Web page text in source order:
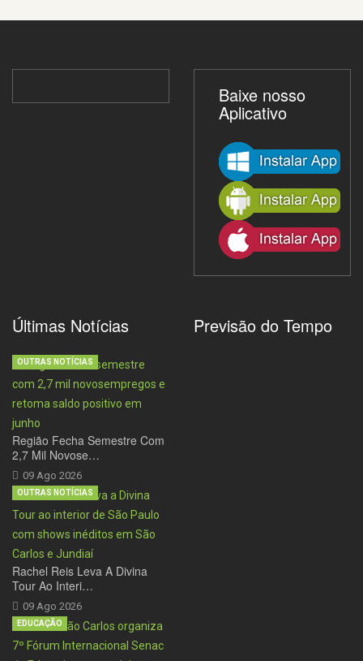
Baixe nosso
Aplicativo
Últimas Notícias
Região Fecha Semestre Com
2,7 Mil Novose…
09 Ago 2026
OUTRAS NOTÍCIAS
Rachel Reis Leva A Divina
Tour Ao Interi…
09 Ago 2026
OUTRAS NOTÍCIAS
EDUCAÇÃO
Previsão do Tempo